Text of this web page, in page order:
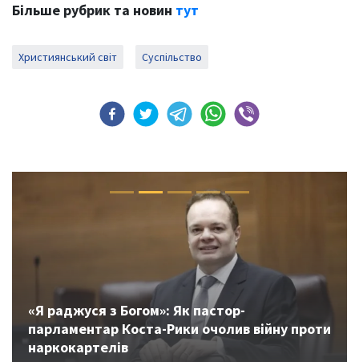
Більше рубрик та новин тут
Християнський світ Суспільство
«Я раджуся з Богом»: Як пастор-
парламентар Коста-Рики очолив війну проти
наркокартелів